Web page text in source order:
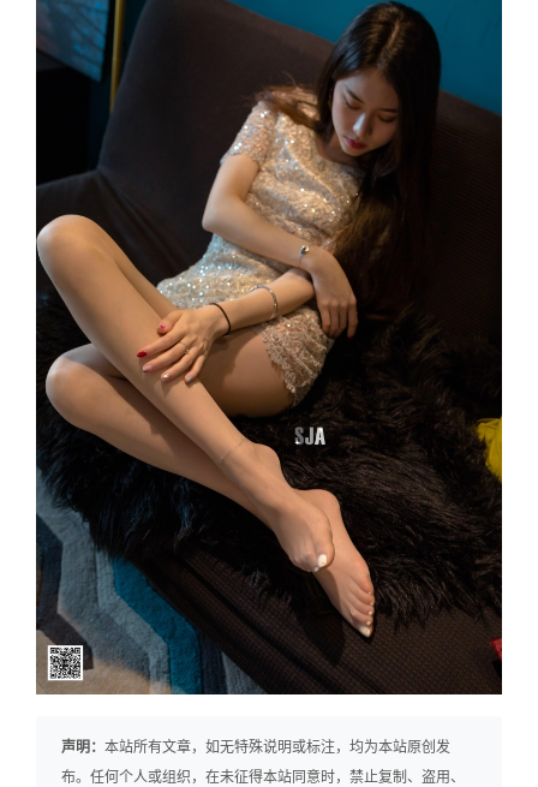
声明： 本站所有文章，如无特殊说明或标注，均为本站原创发
布。任何个人或组织，在未征得本站同意时，禁止复制、盗用、